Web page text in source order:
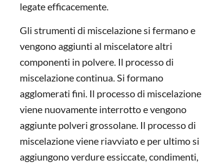
legate efficacemente.
Gli strumenti di miscelazione si fermano e
vengono aggiunti al miscelatore altri
componenti in polvere. Il processo di
miscelazione continua. Si formano
agglomerati fini. Il processo di miscelazione
viene nuovamente interrotto e vengono
aggiunte polveri grossolane. Il processo di
miscelazione viene riavviato e per ultimo si
aggiungono verdure essiccate, condimenti,